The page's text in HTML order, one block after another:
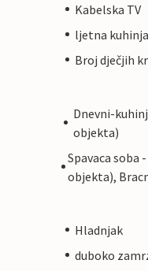
Kabelska TV
ljetna
Broj dječjih
Dnevni-
objekta)
Spavaca soba
objekta),
Hladnjak
duboko